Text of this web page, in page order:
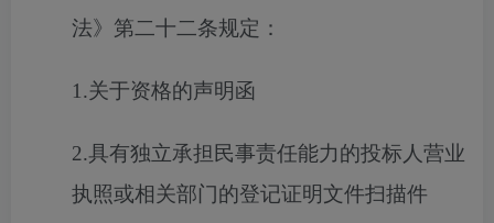
法》第二十二条规定：
1.关于资格的声明函
2.具有独立承担民事责任能力的投标人营业
执照或相关部门的登记证明文件扫描件